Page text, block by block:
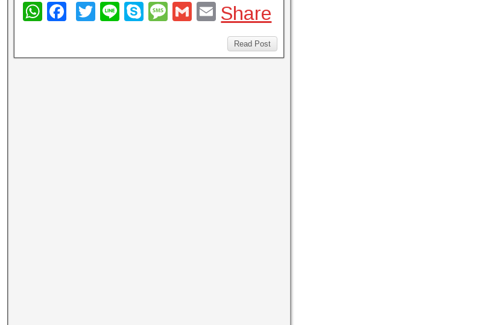
W
F
T
Li
S
M
G
E
m
ail
Share
Read Post